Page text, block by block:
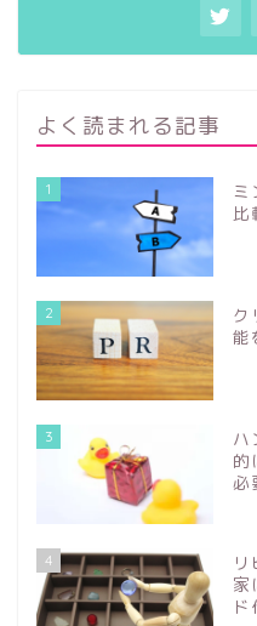
よく読まれる記事
1
ミ
比
2
ク
能
3
ハ
的
必
4
家